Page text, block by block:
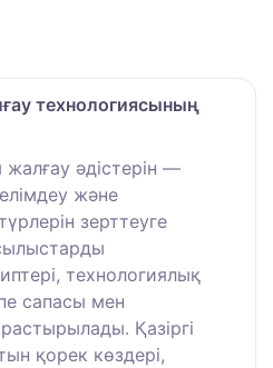
технологиясының
әдістерін —
және
зерттеуге
технологиялық
сапасы мен
Қазіргі
қорек көздері,